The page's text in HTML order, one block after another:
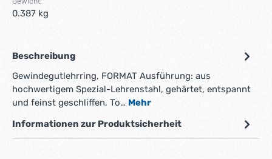
0.387 kg
Beschreibung
Gewindegutlehrring, FORMAT Ausführung: aus
hochwertigem Spezial-Lehrenstahl, gehärtet, entspannt
und feinst geschliffen, To… Mehr
Informationen zur Produktsicherheit